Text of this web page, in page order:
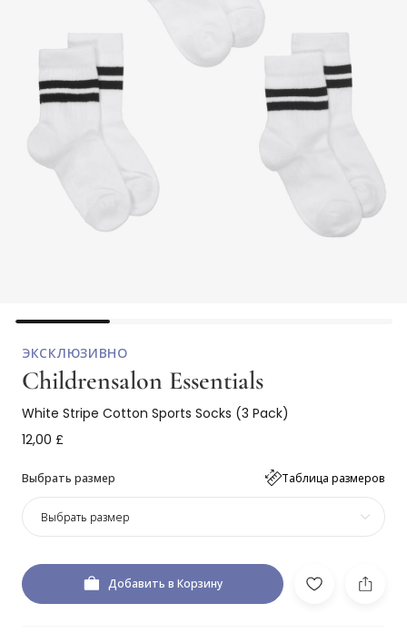
ЭКСКЛЮЗИВНО
Childrensalon Essentials
White Stripe Cotton Sports Socks (3 Pack)
12,00 £
Выбрать размер Таблица размеров
Выбрать размер
Добавить в Корзину